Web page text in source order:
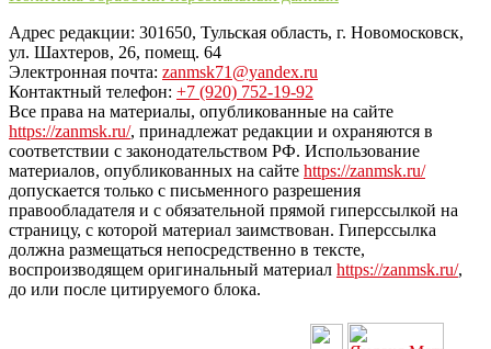
Адрес редакции: 301650, Тульская область, г. Новомосковск,
ул. Шахтеров, 26, помещ. 64
Электронная почта: zanmsk71@yandex.ru
Контактный телефон: +7 (920) 752-19-92
Все права на материалы, опубликованные на сайте
https://zanmsk.ru/, принадлежат редакции и охраняются в
соответствии с законодательством РФ. Использование
материалов, опубликованных на сайте https://zanmsk.ru/
допускается только с письменного разрешения
правообладателя и с обязательной прямой гиперссылкой на
страницу, с которой материал заимствован. Гиперссылка
должна размещаться непосредственно в тексте,
воспроизводящем оригинальный материал https://zanmsk.ru/,
до или после цитируемого блока.